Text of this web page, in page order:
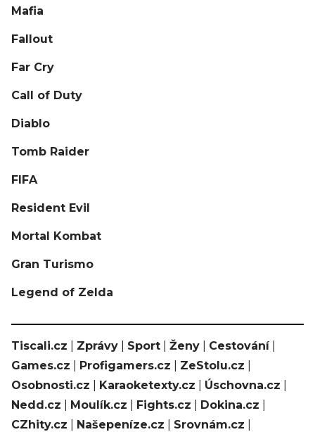
Mafia
Fallout
Far Cry
Call of Duty
Diablo
Tomb Raider
FIFA
Resident Evil
Mortal Kombat
Gran Turismo
Legend of Zelda
Tiscali.cz Zprávy Sport Ženy Cestování|
Games.cz
Profigamers.cz ZeStolu.cz
Osobnosti.cz
Karaoketexty.cz Úschovna.cz
Nedd.cz
Moulík.cz Fights.cz Dokina.cz
CZhity.cz
Našepeníze.cz Srovnám.cz